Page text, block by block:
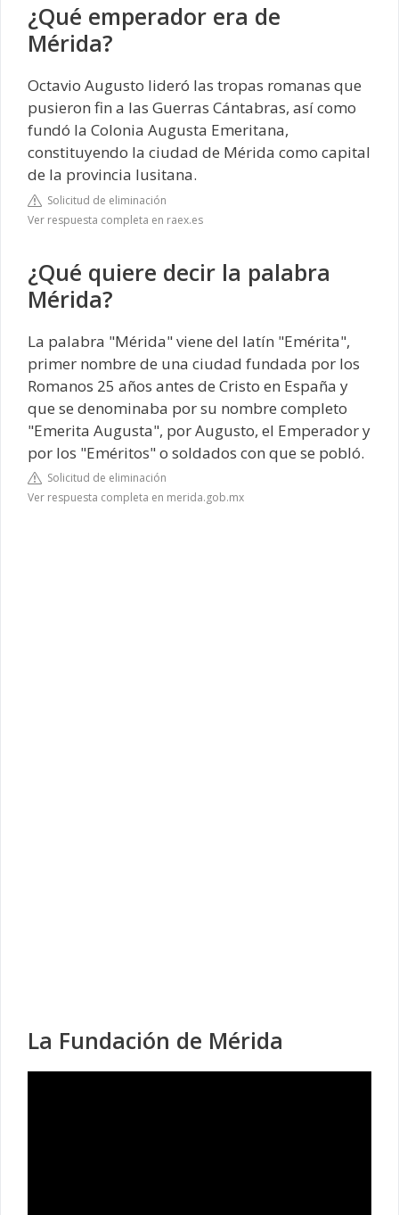
¿Qué emperador era de
Mérida?
Octavio Augusto lideró las tropas romanas que
pusieron fin a las Guerras Cántabras, así como
fundó la Colonia Augusta Emeritana,
constituyendo la ciudad de Mérida como capital
de la provincia lusitana.
Solicitud de eliminación
Ver respuesta completa en raex.es
¿Qué quiere decir la palabra
Mérida?
La palabra "Mérida" viene del latín "Emérita",
primer nombre de una ciudad fundada por los
Romanos 25 años antes de Cristo en España y
que se denominaba por su nombre completo
"Emerita Augusta", por Augusto, el Emperador y
por los "Eméritos" o soldados con que se pobló.
Solicitud de eliminación
Ver respuesta completa en merida.gob.mx
La Fundación de Mérida